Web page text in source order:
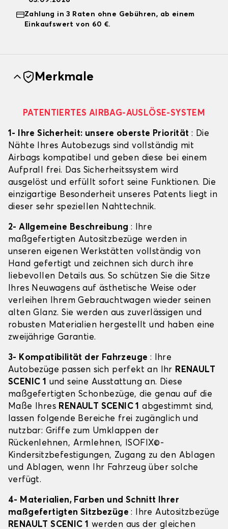
Zahlung in 3 Raten ohne Gebühren, ab einem
Einkaufswert von 60 €.
Merkmale
PATENTIERTES AIRBAG-AUSLÖSE-SYSTEM
1- Ihre Sicherheit: unsere oberste Priorität : Die
Nähte Ihres Autobezugs sind vollständig mit
Airbags kompatibel und geben diese bei einem
Aufprall frei. Das Sicherheitssystem wird
ausgelöst und erfüllt sofort seine Funktionen. Die
einzigartige Besonderheit unseres Patents liegt in
dieser sehr speziellen Nahttechnik.
2- Allgemeine Beschreibung : Ihre
maßgefertigten Autositzbezüge werden in
unseren eigenen Werkstätten vollständig von
Hand gefertigt und zeichnen sich durch ihre
liebevollen Details aus. So schützen Sie die Sitze
Ihres Neuwagens auf ästhetische Weise oder
verleihen Ihrem Gebrauchtwagen wieder seinen
alten Glanz. Sie werden aus zuverlässigen und
robusten Materialien hergestellt und haben eine
zweijährige Garantie.
3- Kompatibilität der Fahrzeuge : Ihre
Autobezüge passen sich perfekt an Ihr RENAULT
SCENIC 1 und seine Ausstattung an. Diese
maßgefertigten Schonbezüge, die genau auf die
Maße Ihres RENAULT SCENIC 1 abgestimmt sind,
lassen folgende Bereiche frei zugänglich und
nutzbar: Griffe zum Umklappen der
Rückenlehnen, Armlehnen, ISOFIX©-
Kindersitzbefestigungen, Zugang zu den Ablagen
und Ablagen, wenn Ihr Fahrzeug über solche
verfügt.
4- Materialien, Farben und Schnitt Ihrer
maßgefertigten Sitzbezüge: Ihre Autositzbezüge
RENAULT SCENIC 1 werden aus der gleichen